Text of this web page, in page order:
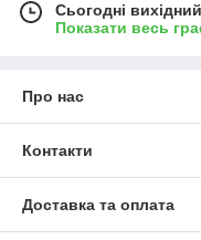
Сьогодні вихідний
Показати весь
Про нас
Контакти
Доставка та оплата